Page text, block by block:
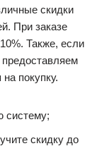
скидки
При заказе
Также, если
покупку.
систему;
скидку до